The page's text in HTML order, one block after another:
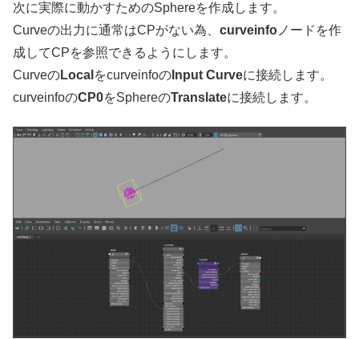
次に実際に動かすためのSphereを作成します。
Curveの出力に通常はCPがない為、 curveinfo ノードを作
成してCPを参照できるようにします。
CurveのLocal をcurveinfoの Input Curveに接続します。
curveinfoのCP0をSphereのTranslateに接続します。